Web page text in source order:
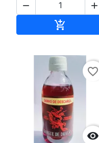
 


favorite_border